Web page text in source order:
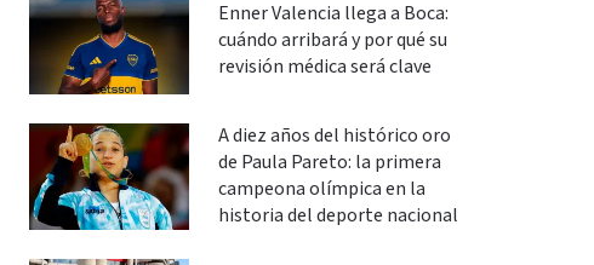
Enner Valencia llega a Boca:
cuándo arribará y por qué su
revisión médica será clave
A diez años del histórico oro
de Paula Pareto: la primera
campeona olímpica en la
historia del deporte nacional